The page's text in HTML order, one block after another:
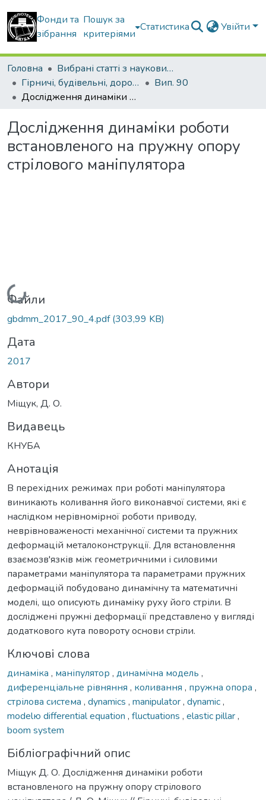
Фонди та
зібрання
Пошук за
критеріями
Статистика Увійти
Головна
Вибрані статті з наукових збірників КНУБА
Гірничі, будівельні, дорожні та меліоративні машини
Вип. 90
Дослідження динаміки роботи встановленого на пружну опору стрілового маніпулятора
Дослідження динаміки роботи
встановленого на пружну опору
стрілового маніпулятора
Вантажиться...
Файли
gbdmm_2017_90_4.pdf(303,99 KB)
Дата
2017
Автори
Міщук, Д. О.
Видавець
КНУБА
Анотація
В перехідних режимах при роботі маніпулятора
виникають коливання його виконавчої системи, які є
наслідком нерівномірної роботи приводу,
неврівноваженості механічної системи та пружних
деформацій металоконструкції. Для встановлення
взаємозв'язків між геометричними і силовими
параметрами маніпулятора та параметрами пружних
деформацій побудовано динамічну та математичні
моделі, що описують динаміку руху його стріли. В
досліджені пружні деформації представлено у вигляді
додаткового кута повороту основи стріли.
Ключові слова
динаміка , маніпулятор , динамічна модель ,
диференціальне рівняння , коливання , пружна опора ,
стрілова система , dynamics , manipulator, dynamic,
modelю differential equation , fluctuations , elastic pillar,
boom system
Бібліографічний опис
Міщук Д. О. Дослідження динаміки роботи
встановленого на пружну опору стрілового